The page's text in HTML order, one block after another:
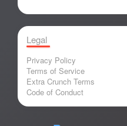
Legal
Privacy Policy
Terms of Service
Extra Crunch Terms
Code of Conduct